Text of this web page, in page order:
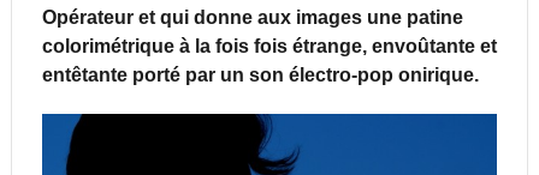
Opérateur et qui donne aux images une patine
colorimétrique à la fois fois étrange, envoûtante et
entêtante porté par un son électro-pop onirique.